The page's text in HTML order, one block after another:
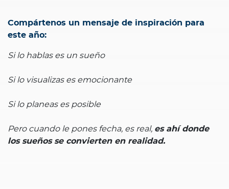
Compártenos un mensaje de inspiración para
este año:
Si lo hablas es un sueño
Si lo visualizas es emocionante
Si lo planeas es posible
Pero cuando le pones fecha, es real, es ahí donde
los sueños se convierten en realidad.